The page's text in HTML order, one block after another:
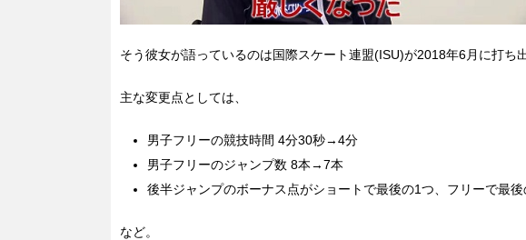
そう彼女が語っているのは国際スケート連盟(ISU)が2018年6月に打ち
主な変更点としては、
男子フリーの競技時間 4分30秒→4分
男子フリーのジャンプ数 8本→7本
後半ジャンプのボーナス点がショートで最後の1つ、フリーで最後
など。